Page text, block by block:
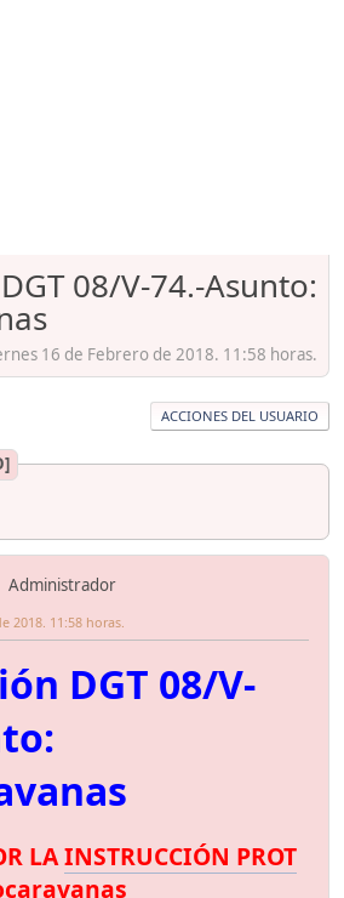
08/V-74.-Asunto:
16 de Febrero de 2018. 11:58 horas.
ACCIONES DEL USUARIO
Administrador
2018. 11:58 horas.
DGT 08/V-
LAINSTRUCCIÓN PROT